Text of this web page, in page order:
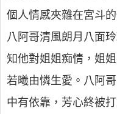
個人情感夾雜在宮斗
八阿哥清風朗月八面
知他對姐姐痴情，姐
若曦由憐生愛。八阿
中有依靠，芳心終被